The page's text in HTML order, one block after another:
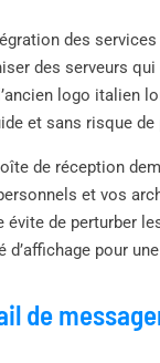
des
des serveurs
logo italien
et sans risque de
de réception
et vos
de perturber
d’affichage pour
de